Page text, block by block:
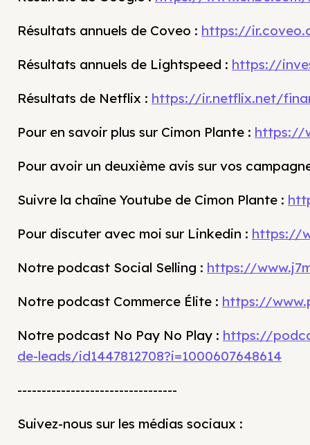
Résultats annuels de Coveo : https://
Résultats annuels de Lightspeed : https://
Résultats de Netflix : https://ir.netflix.net/
Pour en savoir plus sur Cimon Plante : https://
Pour avoir un deuxième avis sur vos
Suivre la chaîne Youtube de Cimon Plante :
Pour discuter avec moi sur Linkedin : https://
Notre podcast Social Selling : https://
Notre podcast Commerce Élite : https://
Notre podcast No Pay No Play : https://
de-leads/id1447812708?i=1000607648614
---------------------------------
Suivez-nous sur les médias sociaux :